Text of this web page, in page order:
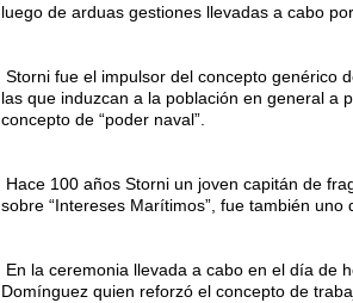
luego de arduas gestiones llevadas a cabo
Storni fue el impulsor del concepto genérico
las que induzcan a la población en general a
concepto de “poder naval”.
Hace 100 años Storni un joven capitán de
sobre “Intereses Marítimos”, fue también
En la ceremonia llevada a cabo en el día de
Domínguez quien reforzó el concepto de